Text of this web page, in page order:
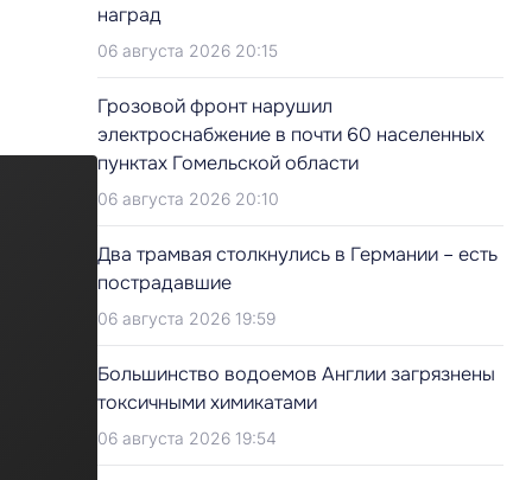
наград
06 августа 2026 20:15
Грозовой фронт нарушил
электроснабжение в почти 60 населенных
пунктах Гомельской области
06 августа 2026 20:10
Два трамвая столкнулись в Германии – есть
пострадавшие
06 августа 2026 19:59
Большинство водоемов Англии загрязнены
токсичными химикатами
06 августа 2026 19:54